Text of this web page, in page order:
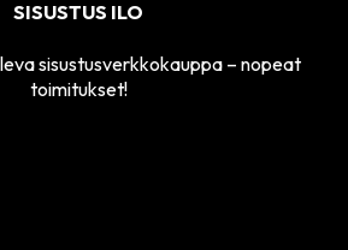
SISUSTUS ILO
sisustusverkkokauppa – nopeat
toimitukset!